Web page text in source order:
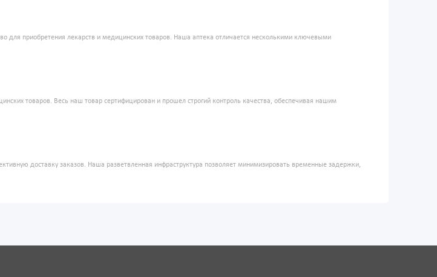
для приобретения лекарств и медицинских товаров. Наша аптека отличается несколькими ключевыми
товаров. Весь наш товар сертифицирован и прошел строгий контроль качества, обеспечивая нашим
доставку заказов. Наша разветвленная инфраструктура позволяет минимизировать временные задержки,